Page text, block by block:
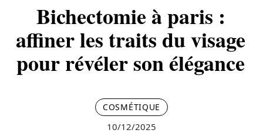
Bichectomie à paris :
affiner les traits du visage
pour révéler son élégance
COSMÉTIQUE
10/12/2025